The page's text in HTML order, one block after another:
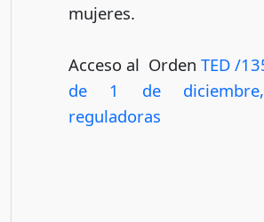
mujeres.
Acceso al Orden TED /
de 1 de
reguladoras